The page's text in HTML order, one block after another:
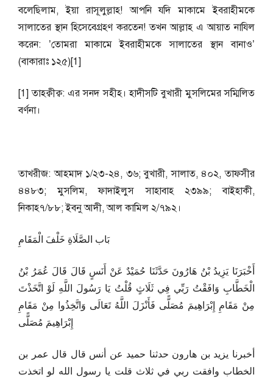
বলেছিলাম, ইয়া রাসূলুল্লাহ! আপনি যদি মাকামে ইবরাহীমকে
সালাতের স্থান হিসেবেগ্রহণ করতেন! তখন আল্লাহ এ আয়াত নাযিল
করেন: ’তোমরা মাকামে ইবরাহীমকে সালাতের স্থান বানাও’
(বাকারাঃ ১২৫)[1]
[1] তাহক্বীক্ব: এর সনদ সহীহ। হাদীসটি বুখারী মুসলিমের সম্মিলিত
বর্ণনা।
তাখরীজ: আহমাদ ১/২৩-২৪, ৩৬; বুখারী, সালাত, ৪০২, তাফসীর
৪৪৮৩; মুসলিম, ফাদাইলুস সাহাবাহ ২৩৯৯; বাইহাকী,
নিকাহ৭/৮৮; ইবনু আদী, আল কামিল ২/৭৯২।
بَاب الصَّلَاةِ خَلْفَ الْمَقَامِ
أَخْبَرَنَا يَزِيدُ بْنُ هَارُونَ حَدَّثَنَا حُمَيْدٌ عَنْ أَنَسٍ قَالَ قَالَ عُمَرُ بْنُ
الْخَطَّابِ وَافَقْتُ رَبِّي فِي ثَلَاثٍ قُلْتُ يَا رَسُولَ اللَّهِ لَوْ اتَّخَذْتَ
مِنْ مَقَامِ إِبْرَاهِيمَ مُصَلًّى فَأَنْزَلَ اللَّهُ تَعَالَى وَاتَّخِذُوا مِنْ مَقَامِ
إِبْرَاهِيمَ مُصَلًّى
أخبرنا يزيد بن هارون حدثنا حميد عن أنس قال قال عمر بن
الخطاب وافقت ربي في ثلاث قلت يا رسول الله لو اتخذت